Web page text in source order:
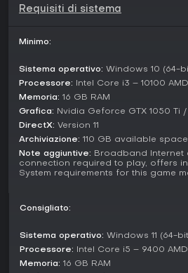
Per il lato competitivo, i duelli PvP
quest si estendono in storyline
multiplayer.
Updates and Current State
A marzo 2026, Lost Ark resta attivo
conclude la storyline di Kazeros e
miglioramenti alle Guardian Raid e
L'update del team del 12 marzo ha
mix di contenuti solo e di gruppo nel
Requisiti di sistema
Minimo:
Sistema operativo: Windows 10 (64-
Processore: Intel Core i3 – 10100
Memoria: 16 GB RAM
Grafica: Nvidia Geforce GTX 1050 Ti
DirectX: Version 11
Archiviazione: 110 GB available space
Note aggiuntive: Broadband Internet
connection required to play, offers
System requirements for this game
Consigliato:
Sistema operativo: Windows 11 (64-
Processore: Intel Core i5 – 9400
Memoria: 16 GB RAM